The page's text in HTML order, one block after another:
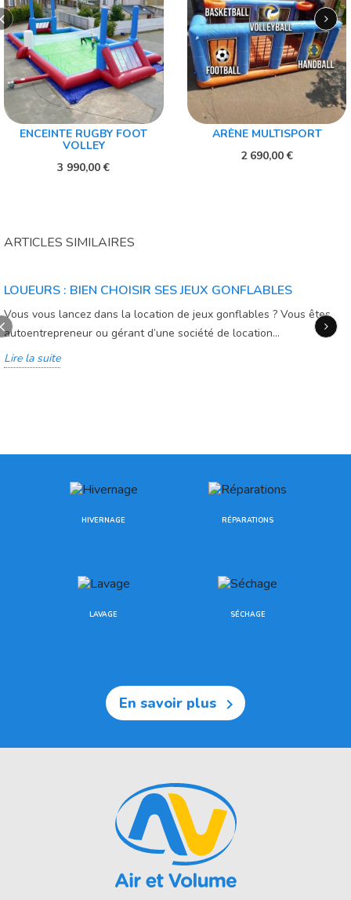
ENCEINTE RUGBY FOOT
VOLLEY
3 990,00 €
ARÈNE MULTISPORT
2 690,00 €
ARTICLES SIMILAIRES
LOUEURS : BIEN CHOISIR SES JEUX GONFLABLES
Vous vous lancez dans la location de jeux gonflables ? Vous êtes
autoentrepreneur ou gérant d’une société de location...
Lire la suite
HIVERNAGE RÉPARATIONS
LAVAGE SÉCHAGE
En savoir plus 